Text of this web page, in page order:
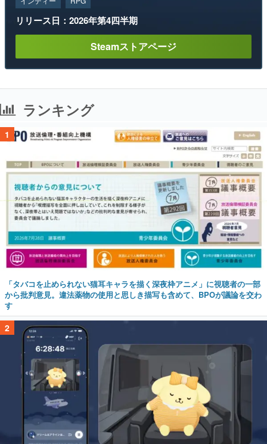
リリース日：2026年第4四半期
Steamストアページ
ランキング
1
「タバコを止められない猫耳キャラを描く深夜枠アニメ」に視聴者の一部
から批判意見。違法薬物の使用と思しき描写も含めて、BPOが議論を交わ
す
2